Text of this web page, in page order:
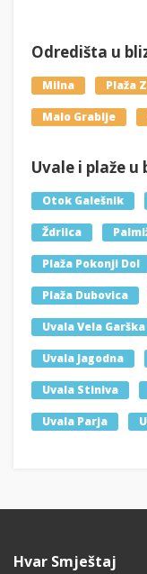
Odredišta u
Milna Plaža
Malo Grablje
Uvale i plaže u
Otok Galešnik
Ždrilca
Plaža Pokonji Dol
Plaža Dubovica
Uvala Vela Garška
Uvala Jagodna
Uvala Stiniva
Uvala Parja
Hvar Smještaj